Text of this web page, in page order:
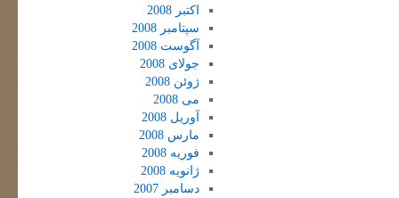
اکتبر 2008
سپتامبر 2008
آگوست 2008
جولای 2008
ژوئن 2008
می 2008
آوریل 2008
مارس 2008
فوریه 2008
ژانویه 2008
دسامبر 2007